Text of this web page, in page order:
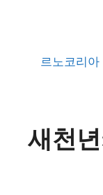
르노코리
새천